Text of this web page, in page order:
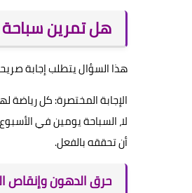
هل تمرين
هذا السؤال يتطلب إجابة
الإجابة المختصرة: كل رياضة
لا، السباحة يومين في
أن تحققه بالفعل.
حرق الدهون وإنقاص